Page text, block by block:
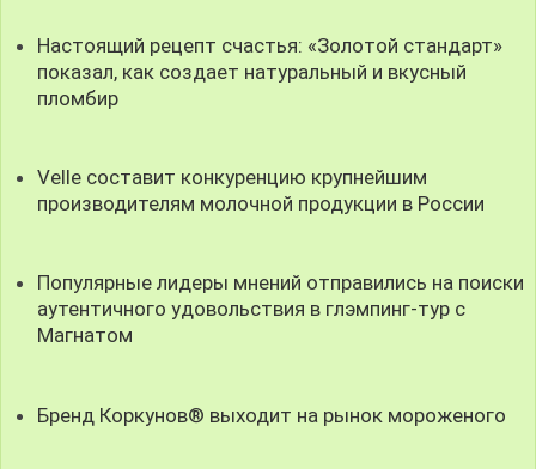
Настоящий рецепт счастья: «Золотой стандарт»
показал, как создает натуральный и вкусный
пломбир
Velle составит конкуренцию крупнейшим
производителям молочной продукции в России
Популярные лидеры мнений отправились на поиски
аутентичного удовольствия в глэмпинг-тур с
Магнатом
Бренд Коркунов® выходит на рынок мороженого